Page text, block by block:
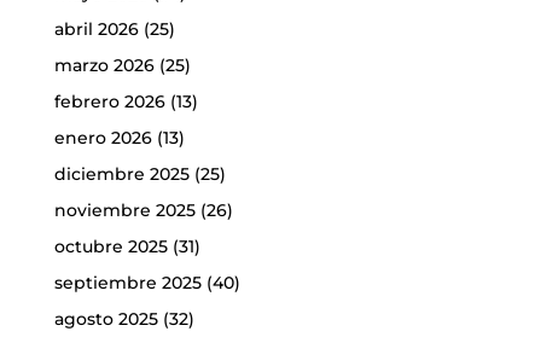
abril 2026(25)
marzo 2026(25)
febrero 2026(13)
enero 2026(13)
diciembre 2025(25)
noviembre 2025(26)
octubre 2025(31)
septiembre 2025(40)
agosto 2025(32)